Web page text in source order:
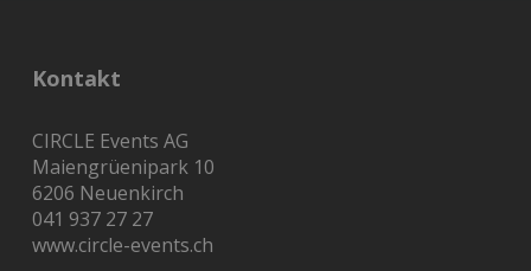
Kontakt
CIRCLE Events AG
Maiengrüenipark 10
6206 Neuenkirch
041 937 27 27
www.circle-events.ch